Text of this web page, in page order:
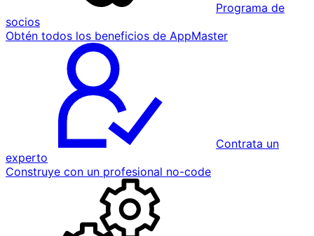
Programa de
socios
Obtén todos los beneficios de AppMaster
Contrata un
experto
Construye con un profesional no-code